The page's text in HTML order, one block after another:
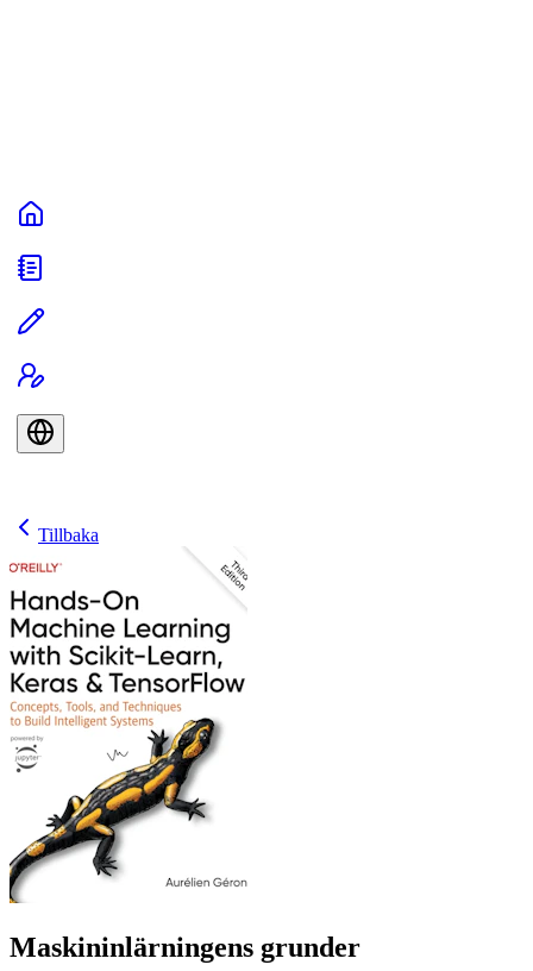
Tillbaka
Maskininlärningens grunder